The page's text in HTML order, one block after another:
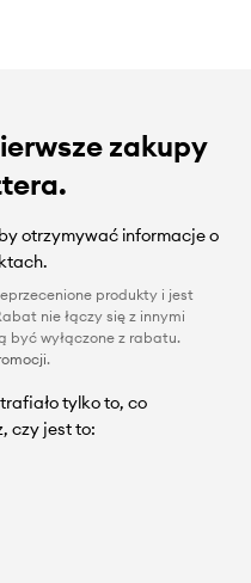
zakupy
otrzymywać informacje o
produkty i jest
nie łączy się z innymi
być wyłączone z rabatu.
.
tylko to, co
czy jest to: